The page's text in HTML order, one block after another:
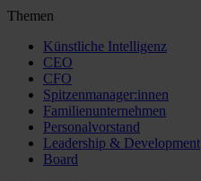
Themen
Künstliche Intelligenz
CEO
CFO
Spitzenmanager:innen
Familienunternehmen
Personalvorstand
Leadership & Development
Board